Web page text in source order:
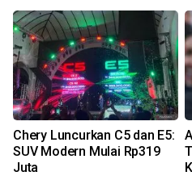
Chery Luncurkan C5 dan E5:
SUV Modern Mulai Rp319
Juta